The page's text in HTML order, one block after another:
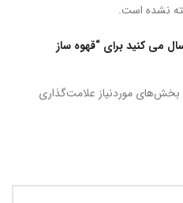
نشده است.
می کنید برای “قهوه ساز
بخش‌های موردنیاز علامت‌گذاری